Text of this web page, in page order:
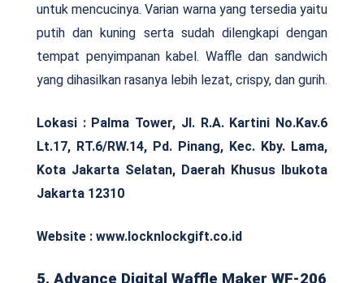
untuk mencucinya. Varian warna yang tersedia yaitu
putih dan kuning serta sudah dilengkapi dengan
tempat penyimpanan kabel. Waffle dan sandwich
yang dihasilkan rasanya lebih lezat, crispy, dan gurih.
Lokasi : Palma Tower, Jl. R.A. Kartini No.Kav.6
Lt.17, RT.6/RW.14, Pd. Pinang, Kec. Kby. Lama,
Kota Jakarta Selatan, Daerah Khusus Ibukota
Jakarta 12310
Website : www.locknlockgift.co.id
5. Advance Digital Waffle Maker WF-206